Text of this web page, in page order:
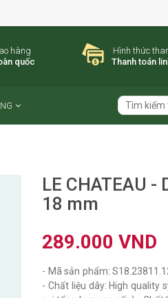
hàng
quốc
Hình thức
Thanh toán
LE CHATEAU -
18 mm
289.000 VND
- Mã sản phẩm:
- Chất liệu dây: High quality